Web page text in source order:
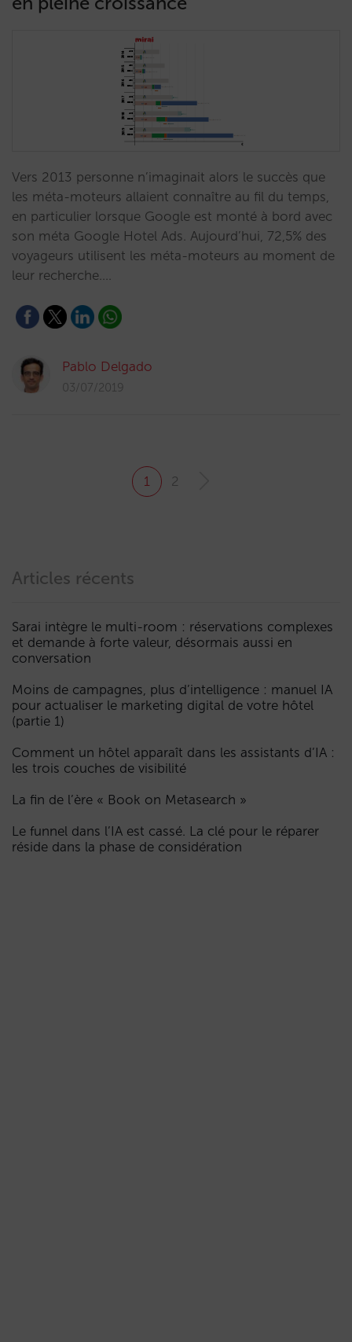
Vers 2013 personne n’imaginait alors le succès que
les méta-moteurs allaient connaître au fil du temps,
en particulier lorsque Google est monté à bord avec
son méta Google Hotel Ads. Aujourd’hui, 72,5% des
voyageurs utilisent les méta-moteurs au moment de
leur recherche.…
Pablo Delgado
03/07/2019
1 2
Articles récents
Sarai intègre le multi-room : réservations complexes
et demande à forte valeur, désormais aussi en
conversation
Moins de campagnes, plus d’intelligence : manuel IA
pour actualiser le marketing digital de votre hôtel
(partie 1)
Comment un hôtel apparaît dans les assistants d’IA :
les trois couches de visibilité
La fin de l’ère « Book on Metasearch »
Le funnel dans l’IA est cassé. La clé pour le réparer
réside dans la phase de considération